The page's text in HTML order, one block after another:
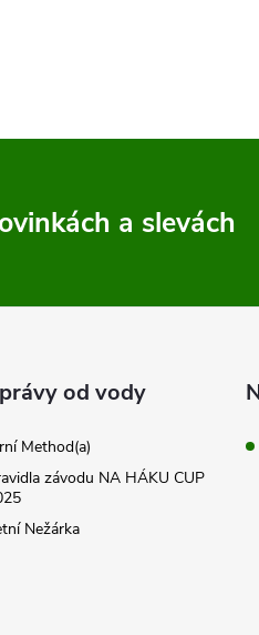
a slevách
od vody
Method(a)
závodu NA HÁKU CUP
Nežárka